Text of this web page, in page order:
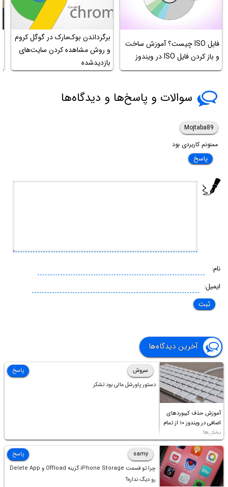
فایل ISO چیست؟ آموزش ساخت
و باز کردن فایل ISO‌ در ویندوز
برگرداندن بوک‌مارک در گوگل کروم
و روش مشاهده کردن سایت‌های
بازدیدشده
سوالات و پاسخ‌ها و دیدگاه‌ها
Mojtaba89
ممنونم کاربردی بود
پاسخ
نام:
ایمیل:
آخرین دیدگاه‌ها
آموزش حذف کیبوردهای
اضافی در ویندوز ۱۰ از تمام
بخش‌ها
سروش
دستور پاورشل عالی بود تشکر
پاسخ
samy
چرا تو قسمت iPhone Storage گزینه Offload و Delete App
رو دیگ نداره؟
پاسخ